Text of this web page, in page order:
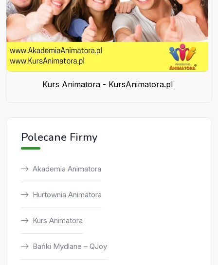
Kurs Animatora - KursAnimatora.pl
Polecane Firmy
Akademia Animatora
Hurtownia Animatora
Kurs Animatora
Bańki Mydlane – QJoy